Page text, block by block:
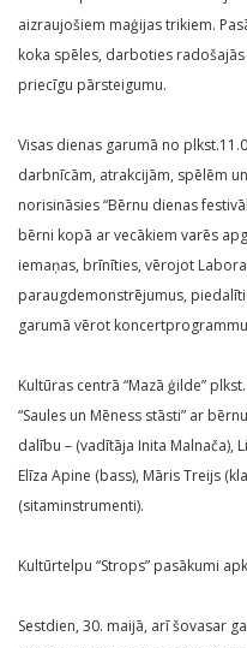
aizraujošiem maģijas trikiem.
koka spēles, darboties
priecīgu pārsteigumu.
Visas dienas garumā no
darbnīcām, atrakcijām, spēlēm
norisināsies “Bērnu dienas
bērni kopā ar vecākiem varēs
iemaņas, brīnīties, vērojot
paraugdemonstrējumus,
garumā vērot
Kultūras centrā “Mazā ģilde”
“Saules un Mēness stāsti” ar
dalību – (vadītāja Inita Malnača),
Elīza Apine (bass), Māris Treijs
(sitaminstrumenti).
Kultūrtelpu “Strops” pasākumi
Sestdien, 30. maijā, arī šovasar